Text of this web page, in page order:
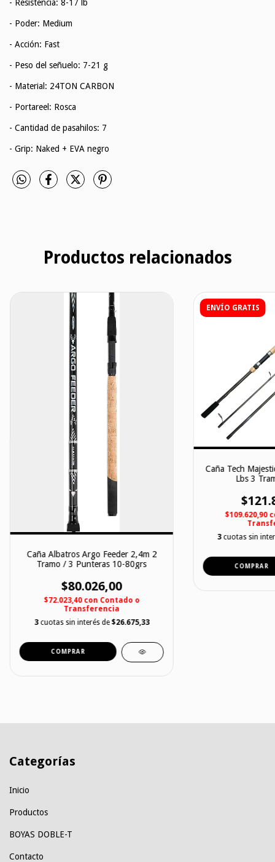
- Resistencia: 8-17 lb
- Poder: Medium
- Acción: Fast
- Peso del señuelo: 7-21 g
- Material: 24TON CARBON
- Portareel: Rosca
- Cantidad de pasahilos: 7
- Grip: Naked + EVA negro
Productos relacionados
Caña Albatros Argo Feeder 2,4m 2
Tramo / 3 Punteras 10-80grs
$80.026,00
$72.023,40 con Contado o
Transferencia
3 cuotas sin interés de$26.675,33
ENVÍO GRATIS
Caña Tech
Lbs 3
$109.620,90
3 cuotas sin
Categorías
Inicio
Productos
BOYAS DOBLE-T
Contacto